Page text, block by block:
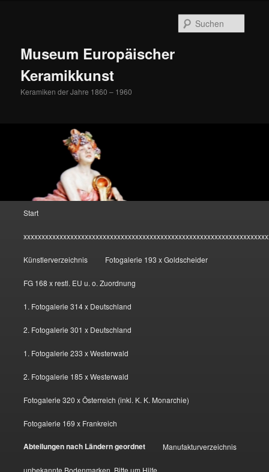
Museum Europäischer
Keramikkunst
Keramiken der Jahre 1860 – 1960
Start
Künstlerverzeichnis Fotogalerie 193 x Goldscheider
FG 168 x restl. EU u. o. Zuordnung
1. Fotogalerie 314 x Deutschland
2. Fotogalerie 301 x Deutschland
1. Fotogalerie 233 x Westerwald
2. Fotogalerie 185 x Westerwald
Fotogalerie 320 x Österreich (inkl. K. K. Monarchie)
Fotogalerie 169 x Frankreich
Abteilungen nach Ländern geordnet Manufakturverzeichnis
unbekannte Bodenmarken, Bitte um Hilfe